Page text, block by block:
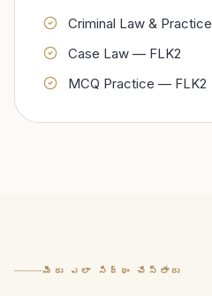
Criminal Law & Practice
Case Law — FLK2
MCQ Practice — FLK2
మీరు ఎలా సిద్ధం చేస్తారు